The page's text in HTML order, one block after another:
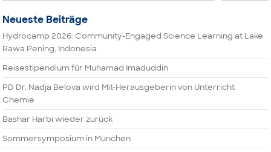
Neueste Beiträge
Hydrocamp 2026: Community-Engaged Science Learning at Lake
Rawa Pening, Indonesia
Reisestipendium für Muhamad Imaduddin
PD Dr. Nadja Belova wird Mit-Herausgeberin von Unterricht
Chemie
Bashar Harbi wieder zurück
Sommersymposium in München